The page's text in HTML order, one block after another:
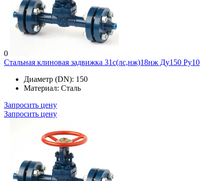
0
Стальная клиновая задвижка 31с(лс,нж)18нж Ду150 Ру10
Диаметр (DN): 150
Материал: Сталь
Запросить цену
Запросить цену